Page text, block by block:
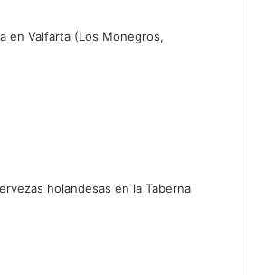
en Valfarta (Los Monegros,
holandesas en la Taberna